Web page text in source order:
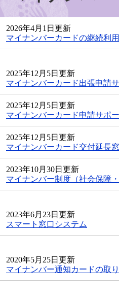
2026年4月1日更新
マイナンバーカードの継続利用
2025年12月5日更新
マイナンバーカード出張申請
2025年12月5日更新
マイナンバーカード申請サポ
2025年12月5日更新
マイナンバーカード交付延長
2023年10月30日更新
マイナンバー制度（社会保障
2023年6月23日更新
スマート窓口システム
2020年5月25日更新
マイナンバー通知カードの取